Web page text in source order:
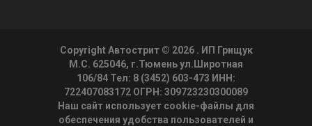
Copyright Автострит © 2026 . ИП Грищук
М.С. 625046, г.Тюмень ул.Широтная
106/84 Тел: 8 (3452) 603-473 ИНН:
722407083172 ОГРН: 309723230300089
Наш сайт использует cookie-файлы для
обеспечения удобства пользователей и